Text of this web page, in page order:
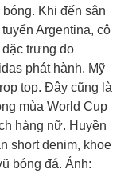
Khi đến sân
Argentina, cô
trưng do
phát hành. Mỹ
top. Đây cũng là
mùa World Cup
hàng nữ. Huyền
short denim, khoe
bóng đá. Ảnh: